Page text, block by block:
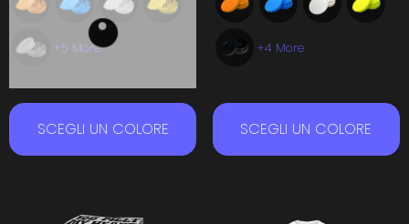
+5 More
SCEGLI UN COLORE
+4 More
SCEGLI UN COLORE